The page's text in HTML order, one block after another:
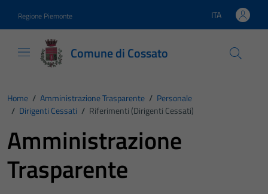
Regione Piemonte Lingua attiva:
ITA
Comune di Cossato
Home / Amministrazione Trasparente / Personale
/ Dirigenti Cessati / Riferimenti (Dirigenti Cessati)
Amministrazione
Trasparente